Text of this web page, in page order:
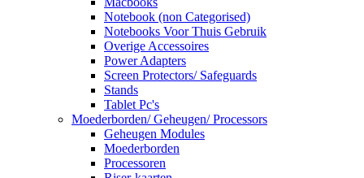
Notebook (non Categorised)
Notebooks Voor Thuis Gebruik
Overige Accessoires
Power Adapters
Screen Protectors/ Safeguards
Stands
Tablet Pc's
Moederborden/ Geheugen/ Processors
Geheugen Modules
Moederborden
Processoren